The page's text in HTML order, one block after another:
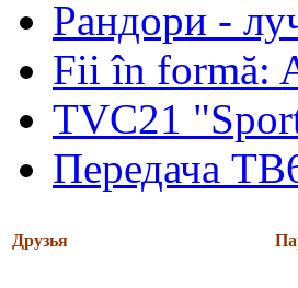
Рандори -
Fii în formă:
TVC21
Передача
Друзья